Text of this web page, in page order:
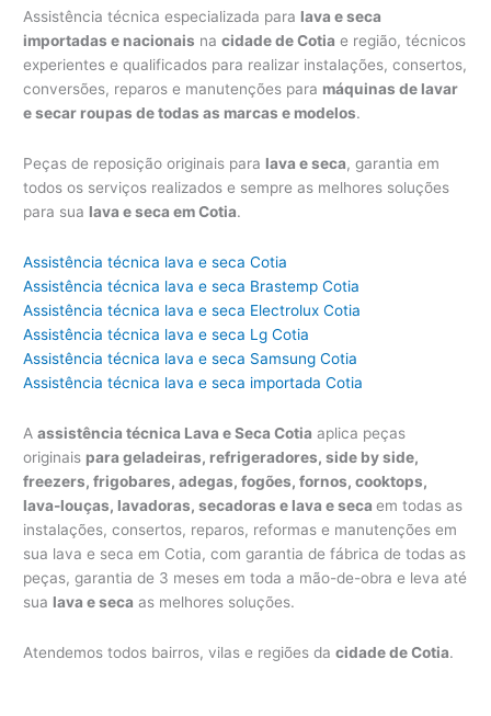
Assistência técnica especializada para lava e seca
importadas e nacionais nacidade de Cotia e região, técnicos
experientes e qualificados para realizar instalações, consertos,
conversões, reparos e manutenções para máquinas de lavar
e secar roupas de todas as marcas e modelos.
Peças de reposição originais para lava e seca, garantia em
todos os serviços realizados e sempre as melhores soluções
para sua lava e seca em Cotia.
Assistência técnica lava e seca Cotia
Assistência técnica lava e seca Brastemp Cotia
Assistência técnica lava e seca Electrolux Cotia
Assistência técnica lava e seca Lg Cotia
Assistência técnica lava e seca Samsung Cotia
Assistência técnica lava e seca importada Cotia
Aassistência técnica Lava e Seca Cotia aplica peças
originais para geladeiras, refrigeradores, side by side,
freezers, frigobares, adegas, fogões, fornos, cooktops,
lava-louças, lavadoras, secadoras e lava e secaem todas as
instalações, consertos, reparos, reformas e manutenções em
sua lava e seca em Cotia, com garantia de fábrica de todas as
peças, garantia de 3 meses em toda a mão-de-obra e leva até
sua lava e seca as melhores soluções.
Atendemos todos bairros, vilas e regiões dacidade de Cotia.